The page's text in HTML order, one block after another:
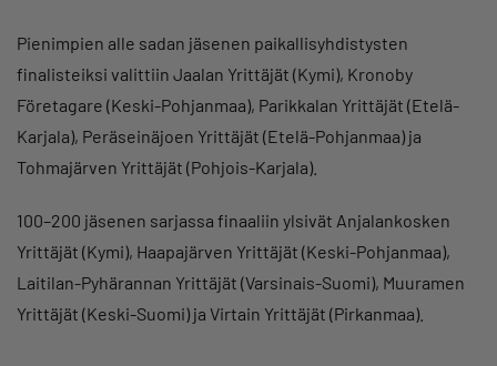
Pienimpien alle sadan jäsenen paikallisyhdistysten
finalisteiksi valittiin Jaalan Yrittäjät (Kymi), Kronoby
Företagare (Keski-Pohjanmaa), Parikkalan Yrittäjät (Etelä-
Karjala), Peräseinäjoen Yrittäjät (Etelä-Pohjanmaa) ja
Tohmajärven Yrittäjät (Pohjois-Karjala).
100–200 jäsenen sarjassa finaaliin ylsivät Anjalankosken
Yrittäjät (Kymi), Haapajärven Yrittäjät (Keski-Pohjanmaa),
Laitilan-Pyhärannan Yrittäjät (Varsinais-Suomi), Muuramen
Yrittäjät (Keski-Suomi) ja Virtain Yrittäjät (Pirkanmaa).